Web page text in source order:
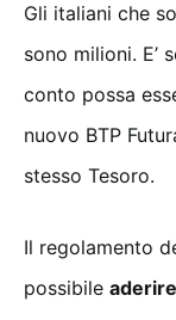
Gli italiani che
sono milioni. E’
conto possa
nuovo BTP
stesso Tesoro.
Il regolamento
possibile